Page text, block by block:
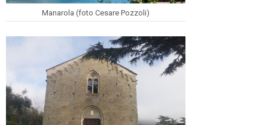
Manarola (foto Cesare Pozzoli)